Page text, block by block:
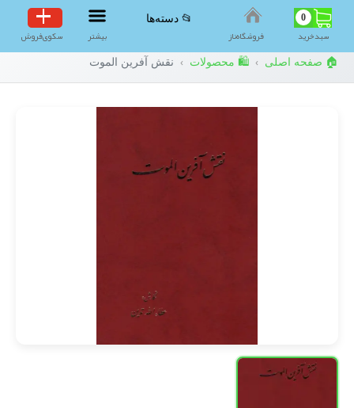
0
سبد‌خرید فروشگاه‌ناز
📂 دسته‌ها
بیشتر سکوی‌فروش
🏠 صفحه اصلی › 🛍️ محصولات › نقش آفرین الموت